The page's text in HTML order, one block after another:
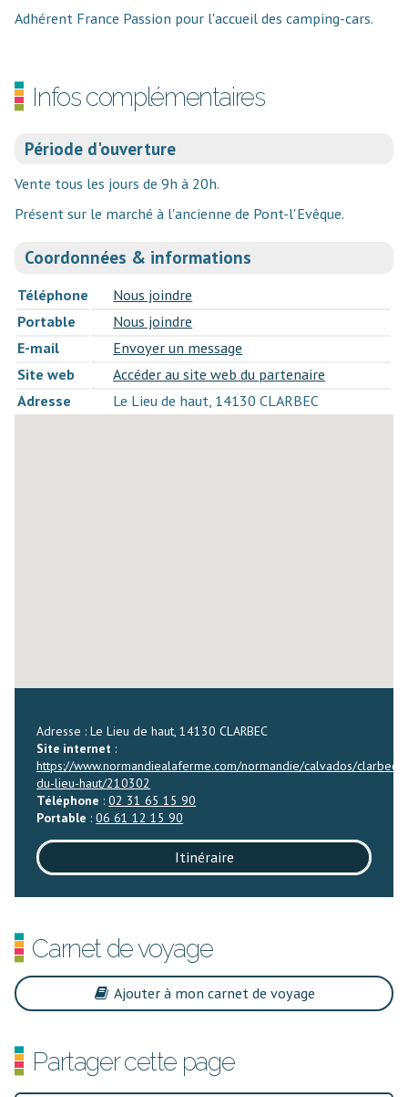
Adhérent France Passion pour l'accueil des camping-cars.
Infos complémentaires
Période d'ouverture
Vente tous les jours de 9h à 20h.
Présent sur le marché à l'ancienne de Pont-l'Evêque.
Coordonnées & informations
Téléphone
Nous joindre
Portable
Nous joindre
E-mail
Envoyer un message
Site web
Accéder au site web du partenaire
Adresse
Le Lieu de haut, 14130 CLARBEC
Adresse : Le Lieu de haut, 14130 CLARBEC
Site internet :
https://www.normandiealaferme.com/normandie/calvados/
du-lieu-haut/210302
Téléphone :02 31 65 15 90
Portable :06 61 12 15 90
Itinéraire
Carnet de voyage
Ajouter à mon carnet de voyage
Partager cette page